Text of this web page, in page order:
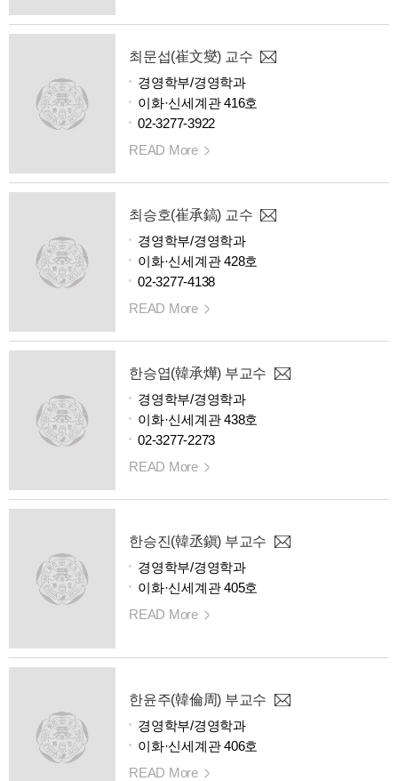
최문섭(崔文燮) 교수
경영학부/경영학과
이화·신세계관 416호
02-3277-3922
READ More
최승호(崔承鎬) 교수
경영학부/경영학과
이화·신세계관 428호
02-3277-4138
READ More
한승엽(韓承燁) 부교수
경영학부/경영학과
이화·신세계관 438호
02-3277-2273
READ More
한승진(韓丞鎭) 부교수
경영학부/경영학과
이화·신세계관 405호
READ More
한윤주(韓倫周) 부교수
경영학부/경영학과
이화·신세계관 406호
READ More